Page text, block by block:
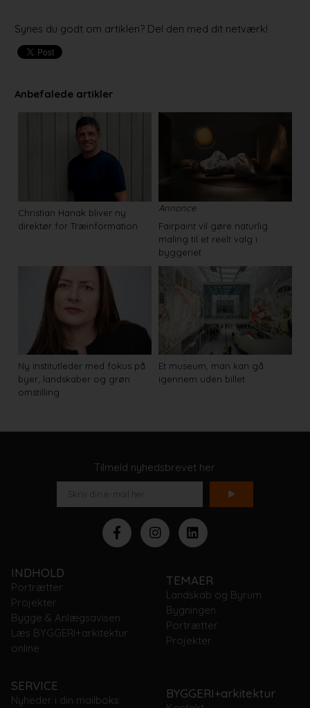
Synes du godt om artiklen? Del den med dit netværk!
Anbefalede artikler
Christian Hanak bliver ny
direktør for Træinformation
Annonce
Fairpaint vil gøre naturlig
maling til et reelt valg i
byggeriet
Ny institutleder med fokus på
byer, landskaber og grøn
omstilling
Et museum, man kan gå
igennem uden billet
Tilmeld nyhedsbrevet her
INDHOLD
Portrætter
Projekter
Bygge & Anlægsavisen
Læs BYGGERI+arkitektur
online
TEMAER
Landskab og Byrum
Bygningen
Portrætter
Projekter
SERVICE
Nyheder i din mailboks BYGGERI+arkitektur